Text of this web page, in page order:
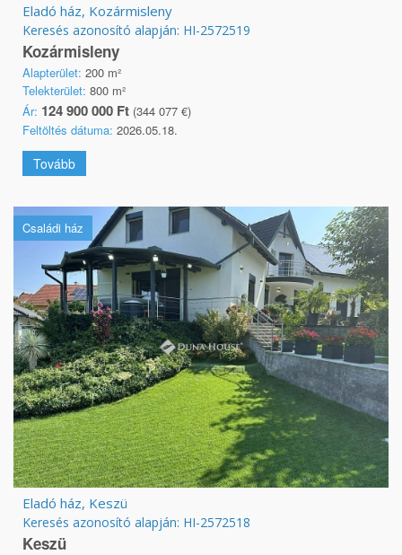
Eladó ház, Kozármisleny
Keresés azonosító alapján: HI-2572519
Kozármisleny
Alapterület: 200 m²
Telekterület: 800 m²
Ár: 124 900 000 Ft (344 077 €)
Feltöltés dátuma: 2026.05.18.
Tovább
Családi ház
Eladó ház, Keszü
Keresés azonosító alapján: HI-2572518
Keszü